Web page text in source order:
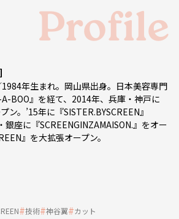
Profile
年生まれ。岡山県出身。日本美容専門
BOO』を経て、2014年、兵庫・神戸に
ン。’15年に『SISTER.BYSCREEN』
銀座に『SCREENGINZAMAISON.』をオー
』を大拡張オープン。
技術 神谷翼 カット